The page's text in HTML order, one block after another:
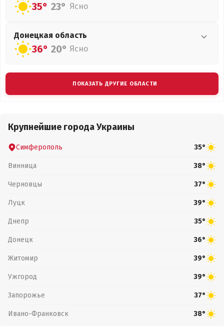
35° 23° Ясно
Донецкая область
36° 20° Ясно
ПОКАЗАТЬ ДРУГИЕ ОБЛАСТИ
Крупнейшие города Украины
Симферополь 35°
Винница 38°
Черновцы 37°
Луцк 39°
Днепр 35°
Донецк 36°
Житомир 39°
Ужгород 39°
Запорожье 37°
Ивано-Франковск 38°